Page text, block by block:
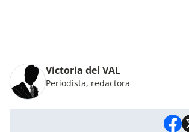
Victoria del VAL
Periodista, redactora